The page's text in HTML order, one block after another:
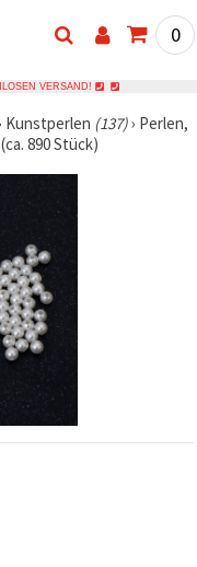
0
VERSAND!
Kunstperlen (137)› Perlen,
890 Stück)